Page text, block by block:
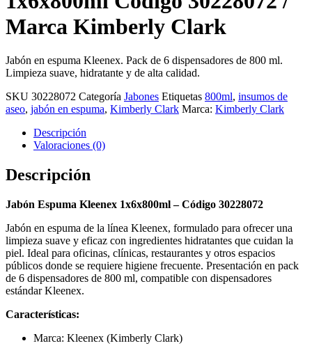
Marca Kimberly Clark
Jabón en espuma Kleenex. Pack de 6 dispensadores de 800 ml.
Limpieza suave, hidratante y de alta calidad.
SKU 30228072 Categoría Jabones Etiquetas 800ml, insumos de
aseo, jabón en espuma, Kimberly Clark Marca: Kimberly Clark
Descripción
Valoraciones (0)
Descripción
Jabón Espuma Kleenex 1x6x800ml – Código 30228072
Jabón en espuma de la línea Kleenex, formulado para ofrecer una
limpieza suave y eficaz con ingredientes hidratantes que cuidan la
piel. Ideal para oficinas, clínicas, restaurantes y otros espacios
públicos donde se requiere higiene frecuente. Presentación en pack
de 6 dispensadores de 800 ml, compatible con dispensadores
estándar Kleenex.
Características:
Marca: Kleenex (Kimberly Clark)